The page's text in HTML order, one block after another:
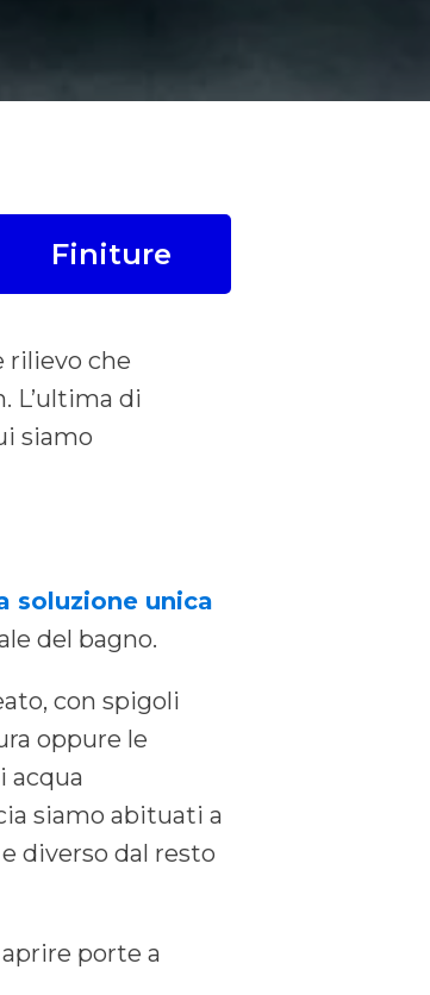
Finiture
rilievo che
L’ultima di
siamo
soluzione unica
del bagno.
con spigoli
oppure le
acqua
siamo abituati a
diverso dal resto
porte a